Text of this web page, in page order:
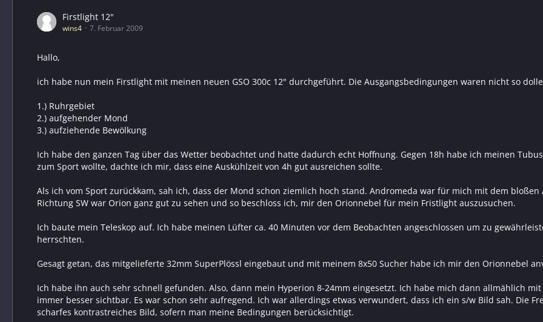
Firstlight 12"
wins4 7. Februar 2009
Hallo,
ich habe nun mein Firstlight mit meinen neuen GSO 300c 12" durchgeführt. Die Ausgangsbedingungen waren nicht so
1.) Ruhrgebiet
2.) aufgehender Mond
3.) aufziehende Bewölkung
Ich habe den ganzen Tag über das Wetter beobachtet und hatte dadurch echt Hoffnung. Gegen 18h habe ich meinen
zum Sport wollte, dachte ich mir, dass eine Auskühlzeit von 4h gut ausreichen sollte.
Als ich vom Sport zurückkam, sah ich, dass der Mond schon ziemlich hoch stand. Andromeda war für mich mit dem
Richtung SW war Orion ganz gut zu sehen und so beschloss ich, mir den Orionnebel für mein Fristlight auszusuchen.
Ich baute mein Teleskop auf. Ich habe meinen Lüfter ca. 40 Minuten vor dem Beobachten angeschlossen um zu
herrschten.
Gesagt getan, das mitgelieferte 32mm SuperPlössl eingebaut und mit meinem 8x50 Sucher habe ich mir den Orionnebel
Ich habe ihn auch sehr schnell gefunden. Also, dann mein Hyperion 8-24mm eingesetzt. Ich habe mich dann allmählich
immer besser sichtbar. Es war schon sehr aufregend. Ich war allerdings etwas verwundert, dass ich ein s/w Bild sah. Die
scharfes kontrastreiches Bild, sofern man meine Bedingungen berücksichtigt.